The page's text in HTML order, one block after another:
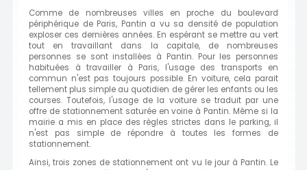
Comme de nombreuses villes en proche du boulevard
périphérique de Paris, Pantin a vu sa densité de population
exploser ces dernières années. En espérant se mettre au vert
tout en travaillant dans la capitale, de nombreuses
personnes se sont installées à Pantin. Pour les personnes
habituées à travailler à Paris, l'usage des transports en
commun n'est pas toujours possible. En voiture, cela parait
tellement plus simple au quotidien de gérer les enfants ou les
courses. Toutefois, l'usage de la voiture se traduit par une
offre de stationnement saturée en voirie à Pantin. Même si la
mairie a mis en place des règles strictes dans le parking, il
n'est pas simple de répondre à toutes les formes de
stationnement.
Ainsi, trois zones de stationnement ont vu le jour à Pantin. Le